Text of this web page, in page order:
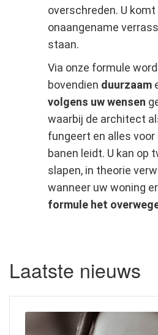
overschreden. U
onaangename
staan.
Via onze formule
bovendien duurzaam
volgens uw wensen
waarbij de architect
fungeert en alles voor
banen leidt. U kan op
slapen, in theorie
wanneer uw woning
formule het
Laatste nieuws